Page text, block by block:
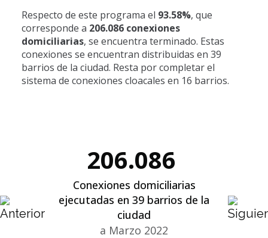
Respecto de este programa el 93.58%, que
corresponde a 206.086 conexiones
domiciliarias, se encuentra terminado. Estas
conexiones se encuentran distribuidas en 39
barrios de la ciudad. Resta por completar el
sistema de conexiones cloacales en 16 barrios.
206.086
Conexiones domiciliarias
ejecutadas en 39 barrios de la
ciudad
a Marzo 2022